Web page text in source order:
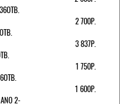
2 700Р.
3 837Р.
1 750Р.
1 600Р.
2-